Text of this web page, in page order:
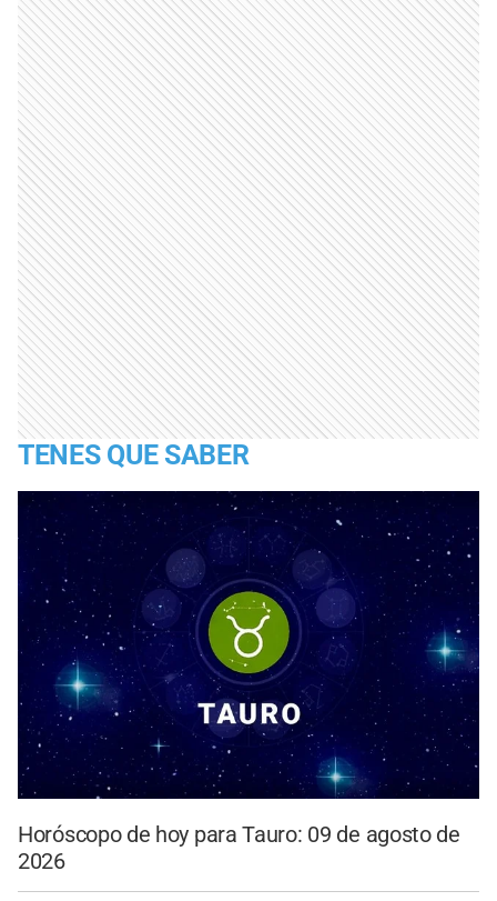
TENES QUE SABER
Horóscopo de hoy para Tauro: 09 de agosto de
2026